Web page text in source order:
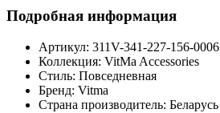
Подробная информация
Артикул: 311V-341-227-156-0006
Коллекция: VitMa Accessories
Стиль: Повседневная
Бренд: Vitma
Страна производитель: Беларусь